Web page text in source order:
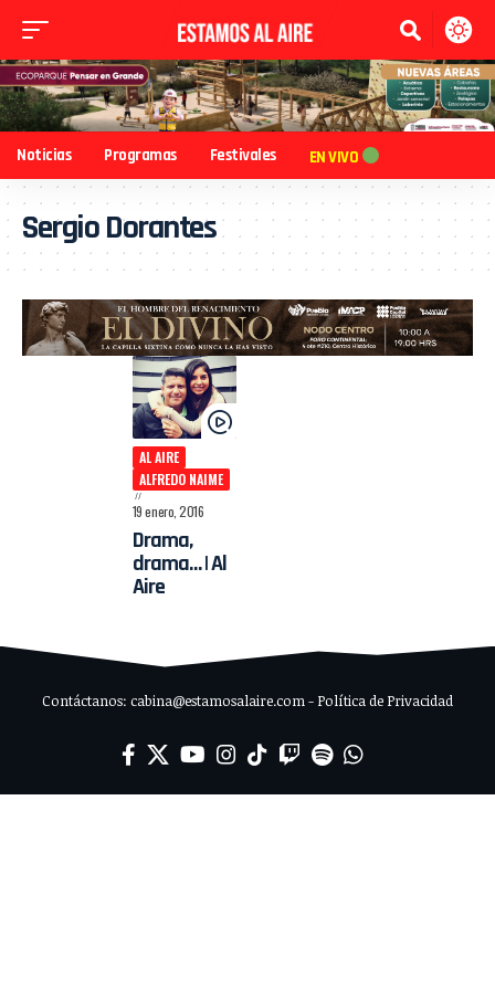
Noticias Programas Festivales EN VIVO
Sergio Dorantes
AL AIRE
ALFREDO NAIME
19 enero, 2016
Drama,
drama… | Al
Aire
Contáctanos: cabina@estamosalaire.com - Política de Privacidad